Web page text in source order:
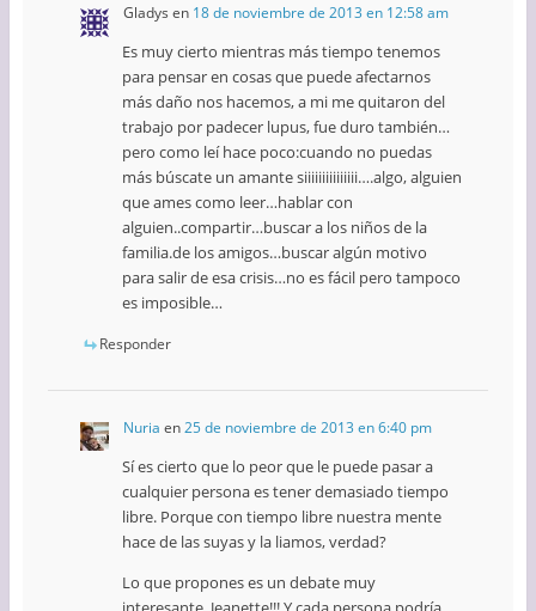
Gladys en 18 de noviembre de 2013 en 12:58 am
Es muy cierto mientras más tiempo tenemos
para pensar en cosas que puede afectarnos
más daño nos hacemos, a mi me quitaron del
trabajo por padecer lupus, fue duro también…
pero como leí hace poco:cuando no puedas
más búscate un amante siiiiiiiiiiiiiii….algo, alguien
que ames como leer…hablar con
alguien..compartir…buscar a los niños de la
familia.de los amigos…buscar algún motivo
para salir de esa crisis…no es fácil pero tampoco
es imposible…
Responder
Nuria en25 de noviembre de 2013 en 6:40 pm
Sí es cierto que lo peor que le puede pasar a
cualquier persona es tener demasiado tiempo
libre. Porque con tiempo libre nuestra mente
hace de las suyas y la liamos, verdad?
Lo que propones es un debate muy